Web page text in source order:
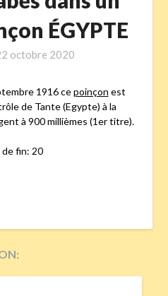
ÉGYPTE
octobre 2020
1916 cepoinçon est
de Tante (Egypte) à la
à 900 millièmes (1er titre).
fin: 20